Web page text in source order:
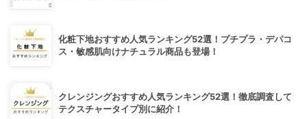
化粧下地おすすめ人気ランキング52選！プチプラ・デパコ
ス・敏感肌向けナチュラル商品も登場！
クレンジングおすすめ人気ランキング52選！徹底調査して
テクスチャータイプ別に紹介！